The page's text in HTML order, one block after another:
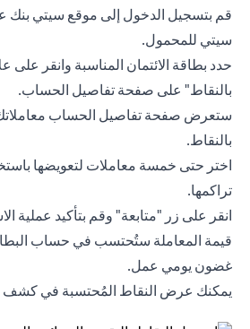
قم بتسجيل الدخول إلى موقع سيتي بنك
سيتي للمحمول.
حدد بطاقة الائتمان المناسبة وانقر على
بالنقاط" على صفحة تفاصيل الحساب.
ستعرض صفحة تفاصيل الحساب معاملاتك
بالنقاط.
اختر حتى خمسة معاملات لتعويضها
تراكمها.
انقر على زر "متابعة" وقم بتأكيد عملية
قيمة المعاملة ستُحتسب في حساب
غضون يومي عمل.
يمكنك عرض النقاط المُحتسبة في كشف